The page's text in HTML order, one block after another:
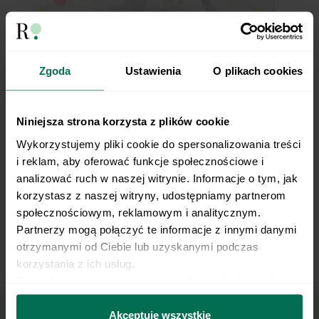
Zgoda Ustawienia O plikach cookies
Niniejsza strona korzysta z plików cookie
Wykorzystujemy pliki cookie do spersonalizowania treści
i reklam, aby oferować funkcje społecznościowe i
analizować ruch w naszej witrynie. Informacje o tym, jak
korzystasz z naszej witryny, udostępniamy partnerom
społecznościowym, reklamowym i analitycznym.
Partnerzy mogą połączyć te informacje z innymi danymi
otrzymanymi od Ciebie lub uzyskanymi podczas
korzystania z ich usług.
można się z nami skontaktować i w jaki sposób
przetwarzamy dane osobowe w ramach
Akceptuję wszystkie
Śruba siedząc
Glutebridge jednonóż